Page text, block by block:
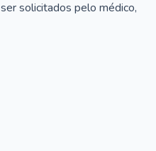
solicitados pelo médico,